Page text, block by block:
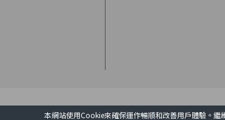
本網站使用Cookie來確保運作暢順和改善用戶體驗。繼